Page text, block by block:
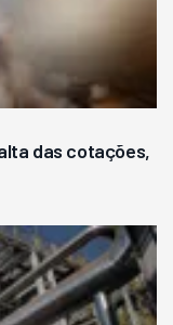
das cotações,